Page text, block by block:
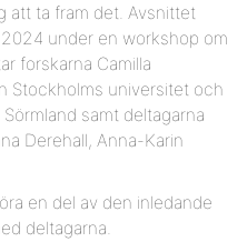
att ta fram det. Avsnittet
under en workshop om
forskarna Camilla
Stockholms universitet och
samt deltagarna
Derehall, Anna-Karin
en del av den inledande
deltagarna.